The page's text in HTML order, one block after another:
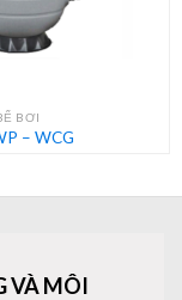
BƠI
– WCG
VÀ MÔI